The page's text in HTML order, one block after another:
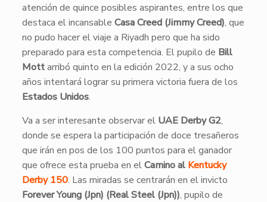
atención de quince posibles aspirantes, entre los que
destaca el incansable Casa Creed (Jimmy Creed), que
no pudo hacer el viaje a Riyadh pero que ha sido
preparado para esta competencia. El pupilo de Bill
Mottarribó quinto en la edición 2022, y a sus ocho
años intentará lograr su primera victoria fuera de los
Estados Unidos.
Va a ser interesante observar el UAE Derby G2,
donde se espera la participación de doce tresañeros
que irán en pos de los 100 puntos para el ganador
que ofrece esta prueba en elCamino al Kentucky
Derby 150. Las miradas se centrarán en el invicto
Forever Young (Jpn) (Real Steel (Jpn)), pupilo de